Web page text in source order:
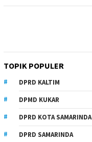
TOPIK POPULER
DPRD KALTIM
DPMD KUKAR
DPRD KOTA SAMARINDA
DPRD SAMARINDA